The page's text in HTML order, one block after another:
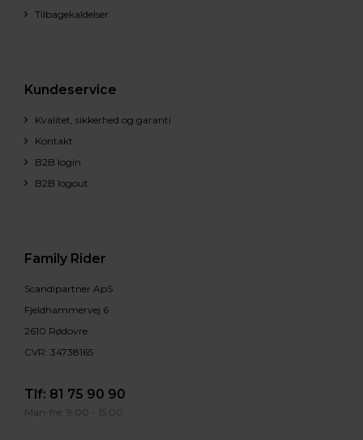
Tilbagekaldelser
Kundeservice
Kvalitet, sikkerhed og garanti
Kontakt
B2B login
B2B logout
Family Rider
Scandipartner ApS
Fjeldhammervej 6
2610 Rødovre
CVR: 34738165
Tlf: 81 75 90 90
Man-fre: 9:00 - 15:00